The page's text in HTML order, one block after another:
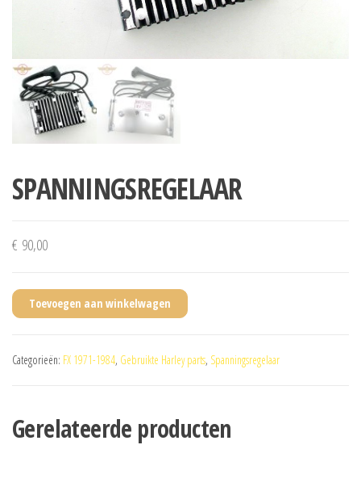
SPANNINGSREGELAAR
€ 90,00
Toevoegen aan winkelwagen
Categorieën: FX 1971-1984, Gebruikte Harley parts, Spanningsregelaar
Gerelateerde producten